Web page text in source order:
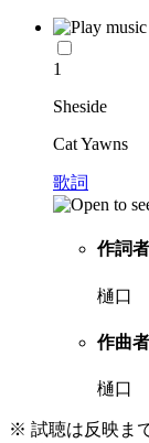
1
Sheside
Cat Yawns
歌詞
作詞者
樋口
作曲者
樋口
※ 試聴は反映ま